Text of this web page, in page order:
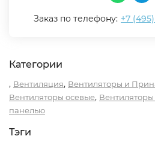
Заказ по телефону: +7
Категории
, Вентиляция, Вентиляторы и
Вентиляторы осевые,
панелью
Тэги